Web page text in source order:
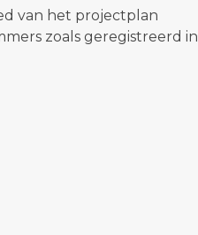
van het projectplan
zoals geregistreerd in